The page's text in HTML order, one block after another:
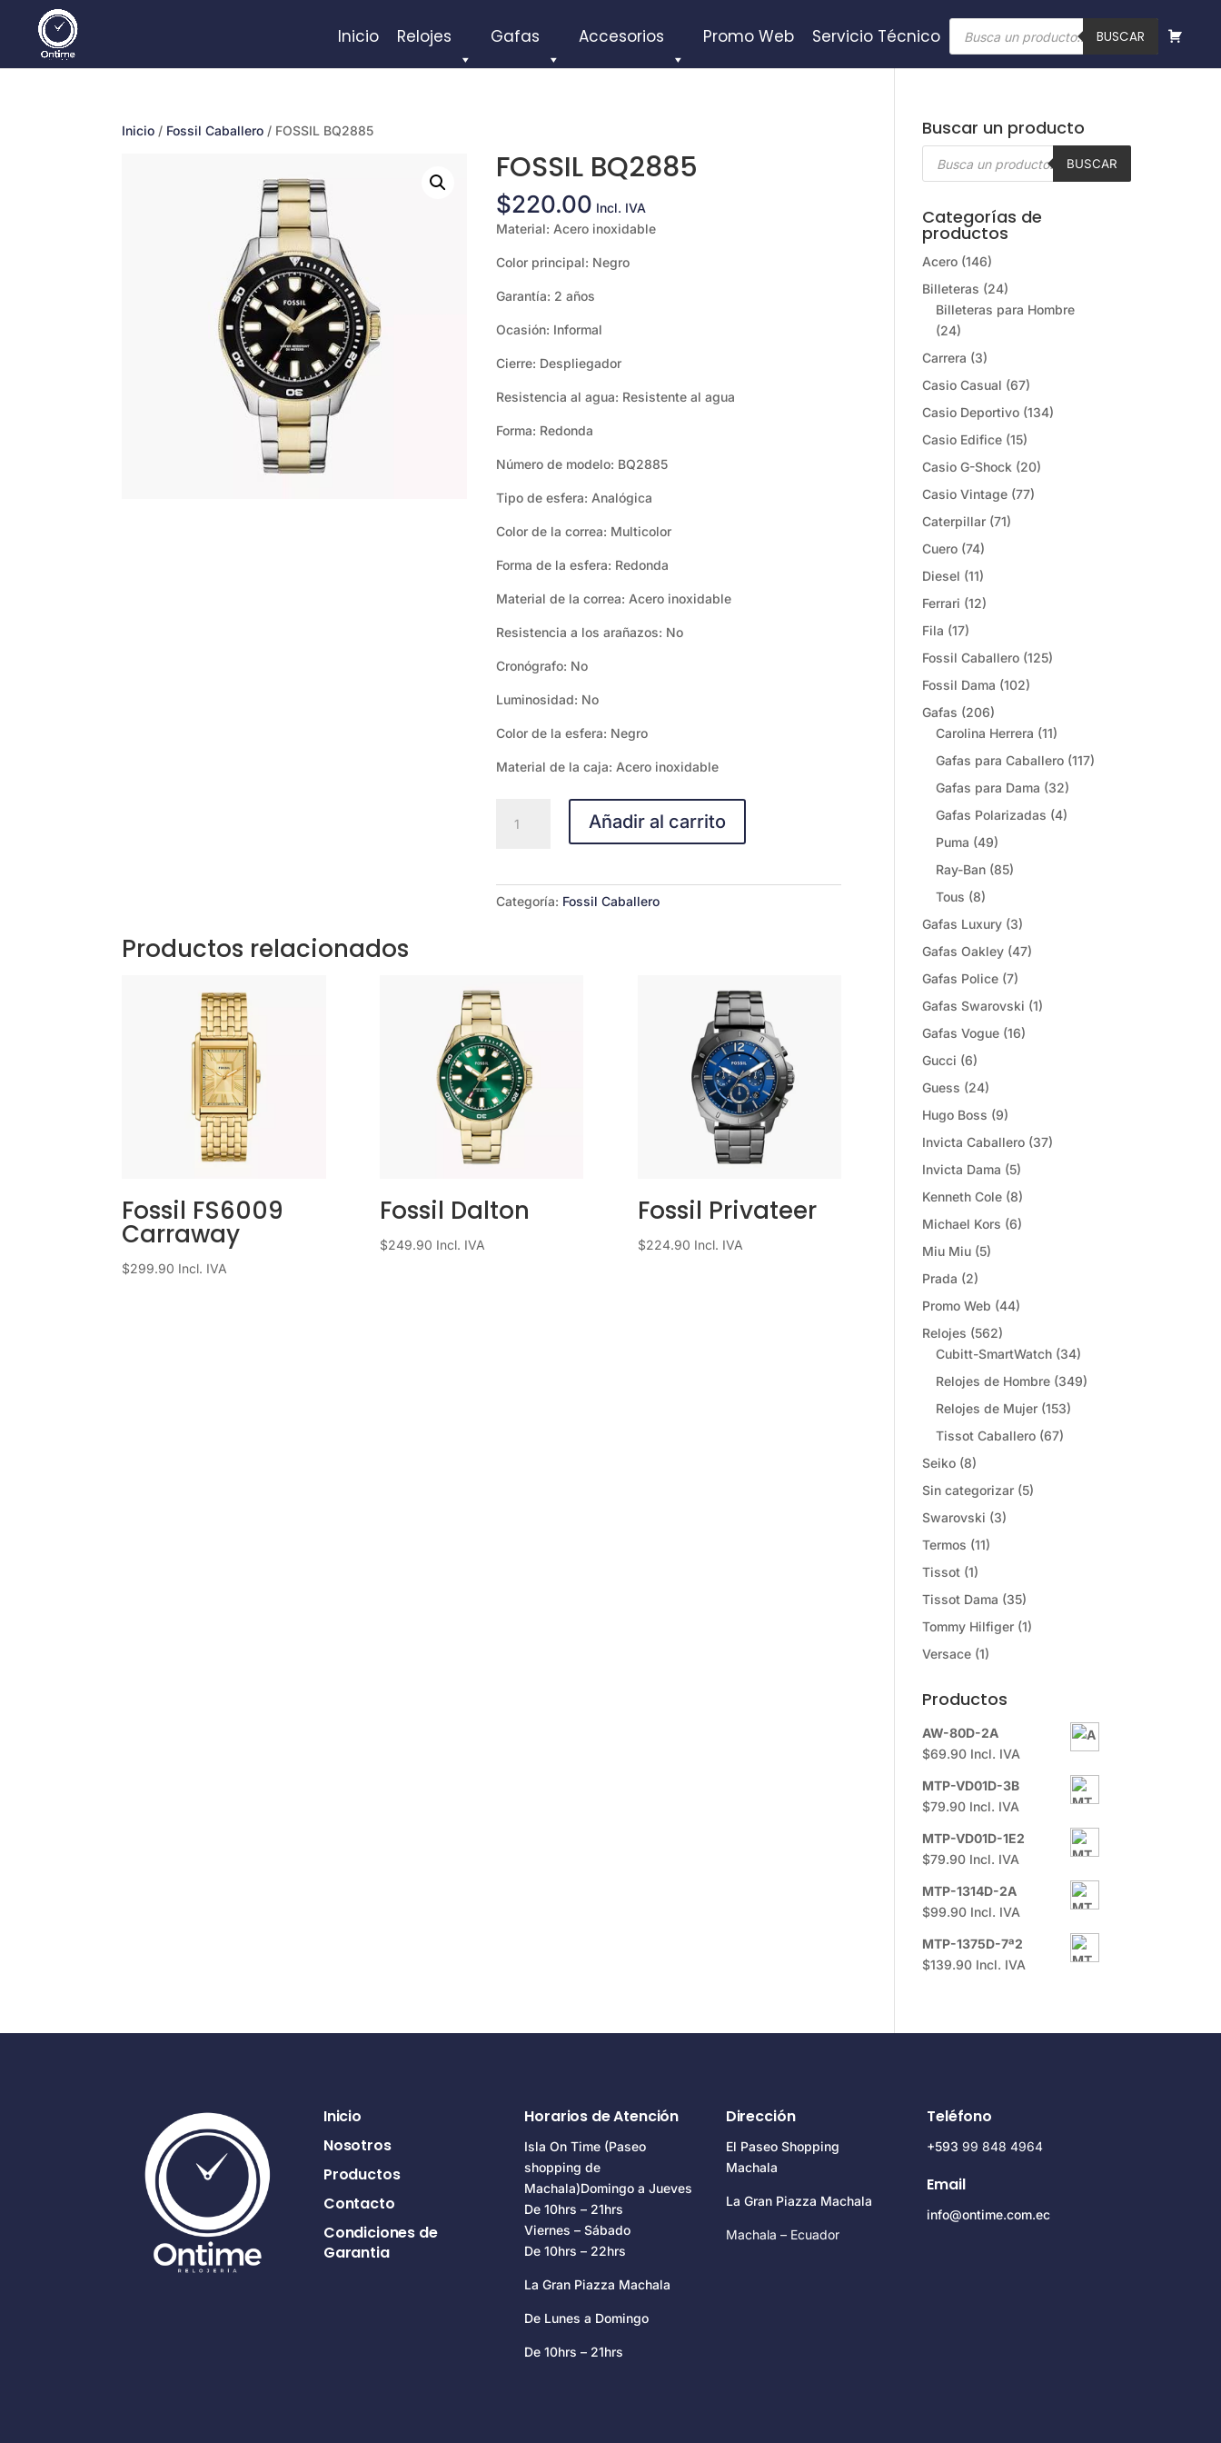
Inicio Relojes Gafas Accesorios Promo Web Servicio Técnico
Búsqueda
de
productos
BUSCAR
Inicio / Fossil Caballero / FOSSIL BQ2885
FOSSIL BQ2885
$220.00 Incl. IVA
Material: Acero inoxidable
Color principal: Negro
Garantía: 2 años
Ocasión: Informal
Cierre: Despliegador
Resistencia al agua: Resistente al agua
Forma: Redonda
Número de modelo: BQ2885
Tipo de esfera: Analógica
Color de la correa: Multicolor
Forma de la esfera: Redonda
Material de la correa: Acero inoxidable
Resistencia a los arañazos: No
Cronógrafo: No
Luminosidad: No
Color de la esfera: Negro
Material de la caja: Acero inoxidable
BQ2885
Añadir al carrito
Categoría: Fossil Caballero
Productos relacionados
Fossil FS6009
Carraway
$299.90 Incl. IVA
Fossil Dalton
$249.90 Incl. IVA
Fossil Privateer
$224.90 Incl. IVA
Buscar un producto
Búsqueda
BUSCAR
Categorías de
productos
Acero (146)
Billeteras (24)
Billeteras para Hombre
(24)
Carrera (3)
Casio Casual (67)
Casio Deportivo (134)
Casio Edifice (15)
Casio G-Shock (20)
Casio Vintage (77)
Caterpillar (71)
Cuero (74)
Diesel (11)
Ferrari (12)
Fila (17)
Fossil Caballero (125)
Fossil Dama (102)
Gafas (206)
Carolina Herrera (11)
Gafas para Caballero (117)
Gafas para Dama (32)
Gafas Polarizadas (4)
Puma (49)
Ray-Ban (85)
Tous (8)
Gafas Luxury (3)
Gafas Oakley (47)
Gafas Police (7)
Gafas Swarovski (1)
Gafas Vogue (16)
Gucci (6)
Guess (24)
Hugo Boss (9)
Invicta Caballero (37)
Invicta Dama (5)
Kenneth Cole (8)
Michael Kors (6)
Miu Miu (5)
Prada (2)
Promo Web (44)
Relojes (562)
Cubitt-SmartWatch (34)
Relojes de Hombre (349)
Relojes de Mujer (153)
Tissot Caballero (67)
Seiko (8)
Sin categorizar (5)
Swarovski (3)
Termos (11)
Tissot (1)
Tissot Dama (35)
Tommy Hilfiger (1)
Versace (1)
Productos
AW-80D-2A
$69.90 Incl. IVA
MTP-VD01D-3B
$79.90 Incl. IVA
MTP-VD01D-1E2
$79.90 Incl. IVA
MTP-1314D-2A
$99.90 Incl. IVA
MTP-1375D-7ª2
$139.90 Incl. IVA
Inicio
Nosotros
Productos
Contacto
Condiciones de
Garantia
Horarios de Atención
Isla On Time (Paseo
shopping de
Machala)Domingo a Jueves
De 10hrs – 21hrs
Viernes – Sábado
De 10hrs – 22hrs
La Gran Piazza Machala
De Lunes a Domingo
De 10hrs – 21hrs
Dirección
El Paseo Shopping
Machala
La Gran Piazza Machala
Machala – Ecuador
Teléfono
+59399 848 4964
Email
info@ontime.com.ec